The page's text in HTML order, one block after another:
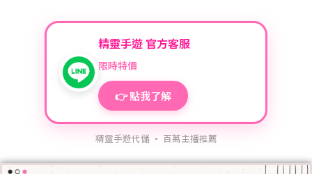
精靈手遊 官方客服
限時特價
👉 點我了解
精靈手遊代儲 · 百萬主播推薦